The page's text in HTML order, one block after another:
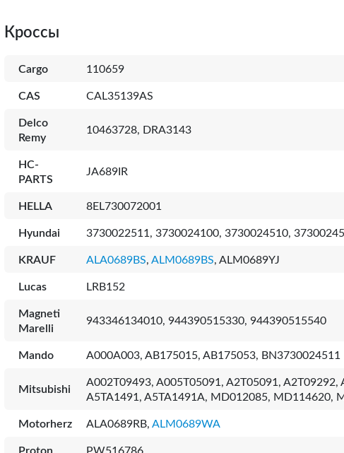
Кроссы
Cargo 110659
CAS CAL35139AS
Delco
Remy
10463728, DRA3143
HC-
PARTS
JA689IR
HELLA 8EL730072001
Hyundai 3730022511, 3730024100, 3730024510,
KRAUF ALA0689BS, ALM0689BS, ALM0689YJ
Lucas LRB152
Magneti
Marelli
943346134010, 944390515330, 944390515540
Mando A000A003, AB175015, AB175053, BN3730024511
Mitsubishi
A002T09493, A005T05091, A2T05091, A2T09292,
A5TA1491, A5TA1491A, MD012085, MD114620,
Motorherz ALA0689RB, ALM0689WA